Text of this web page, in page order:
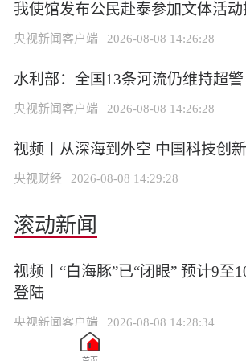
我使馆发布公民赴泰参加文体活动
央视新闻客户端 2026-08-08 14:26:28
水利部：全国13条河流仍维持超警
央视新闻客户端 2026-08-08 14:26:28
视频丨从深海到外空 中国科技创
央视财经 2026-08-08 14:29:28
滚动新闻
视频丨“白海豚”已“闭眼” 预计9至
登陆
央视新闻客户端 2026-08-08 14:28:34